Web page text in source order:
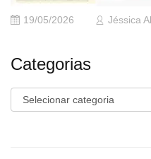
19/05/2026 Jéssica
Categorias
Categorias